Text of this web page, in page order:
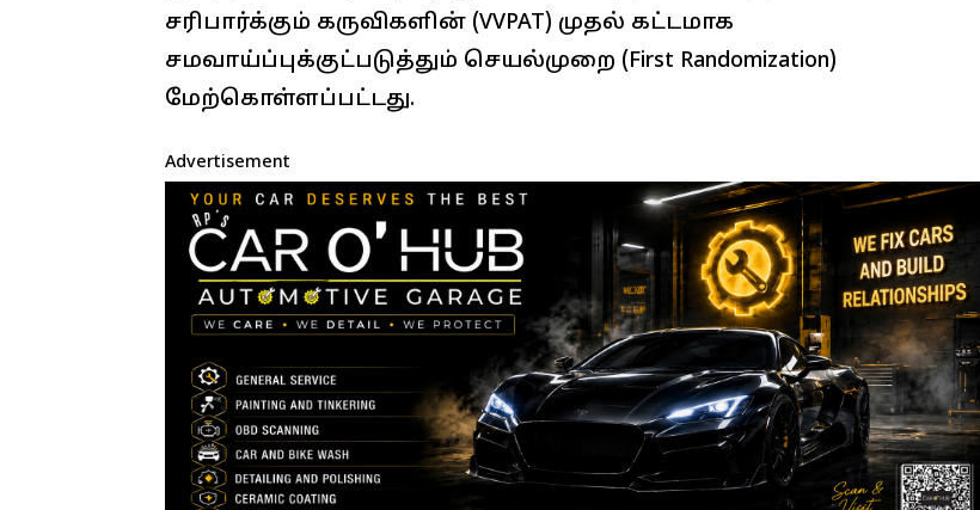
சரிபார்க்கும் கருவிகளின் (VVPAT) முதல் கட்டமாக
சமவாய்ப்புக்குட்படுத்தும் செயல்முறை (First Randomization)
மேற்கொள்ளப்பட்டது.
Advertisement